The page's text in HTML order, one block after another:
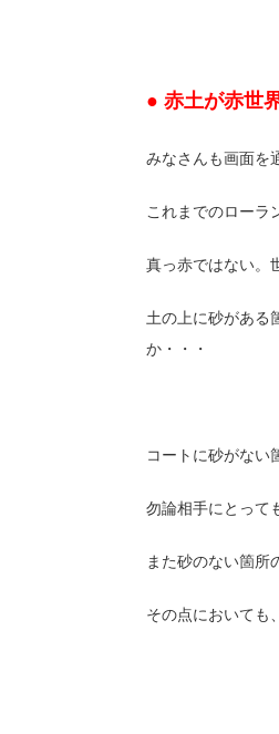
● 赤土が赤世
みなさんも画面を
これまでのローラ
真っ赤ではない。
土の上に砂がある
か・・・
コートに砂がない
勿論相手にとって
また砂のない箇所
その点においても、